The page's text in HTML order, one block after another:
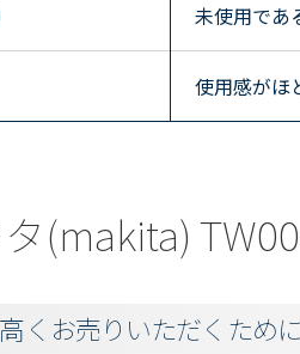
未使用であ
使用感がほ
(makita)
くお売りいただくため